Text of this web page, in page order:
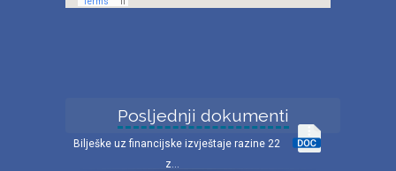
Posljednji dokumenti
Bilješke uz financijske izvještaje razine 22
z...